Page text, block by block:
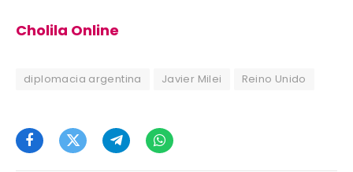
Cholila Online
diplomacia argentina Javier Milei Reino Unido
FacebookTwitterTelegramWhatsApp